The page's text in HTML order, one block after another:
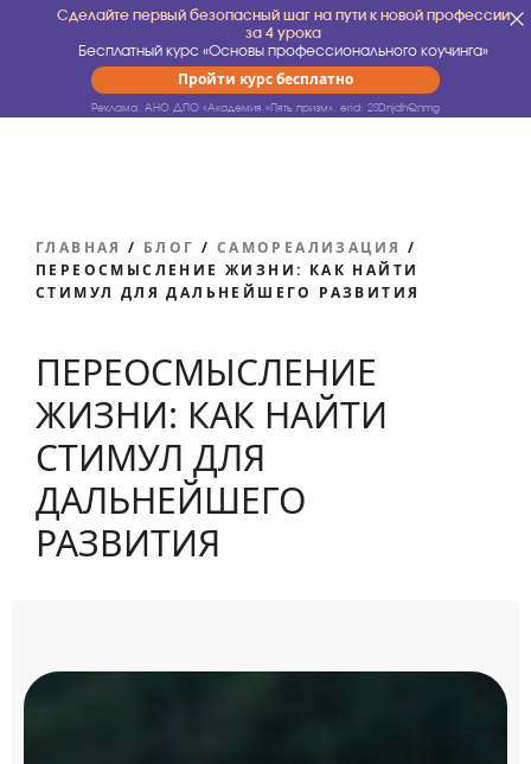
Сделайте первый безопасный шаг на пути к новой профессии
за 4 урока
Бесплатный курс «Основы профессионального коучинга»
Пройти курс бесплатно
Реклама. АНО ДПО «Академия «Пять призм». erid: 2SDnjdhQnmg
ГЛАВНАЯ / БЛОГ / САМОРЕАЛИЗАЦИЯ /
ПЕРЕОСМЫСЛЕНИЕ ЖИЗНИ: КАК НАЙТИ
СТИМУЛ ДЛЯ ДАЛЬНЕЙШЕГО РАЗВИТИЯ
ПЕРЕОСМЫСЛЕНИЕ
ЖИЗНИ: КАК НАЙТИ
СТИМУЛ ДЛЯ
ДАЛЬНЕЙШЕГО
РАЗВИТИЯ